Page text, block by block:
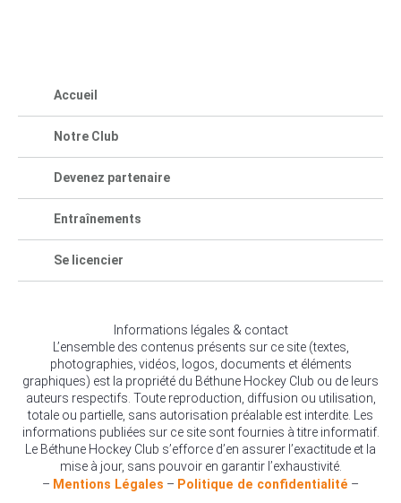
Accueil
Notre Club
Devenez partenaire
Entraînements
Se licencier
Informations légales & contact
L’ensemble des contenus présents sur ce site (textes,
photographies, vidéos, logos, documents et éléments
graphiques) est la propriété du Béthune Hockey Club ou de leurs
auteurs respectifs. Toute reproduction, diffusion ou utilisation,
totale ou partielle, sans autorisation préalable est interdite. Les
informations publiées sur ce site sont fournies à titre informatif.
Le Béthune Hockey Club s’efforce d’en assurer l’exactitude et la
mise à jour, sans pouvoir en garantir l’exhaustivité.
– Mentions Légales – Politique de confidentialité –